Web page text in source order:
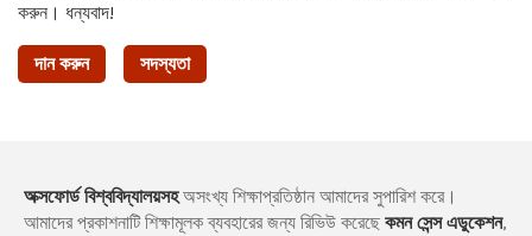
করুন। ধন্যবাদ!
দান করুন সদস্যতা
অক্সফোর্ড বিশ্ববিদ্যালয়সহঅসংখ্য শিক্ষাপ্রতিষ্ঠান আমাদের সুপারিশ করে।
আমাদের প্রকাশনাটি শিক্ষামূলক ব্যবহারের জন্য রিভিউ করেছে কমন সেন্স এডুকেশন,